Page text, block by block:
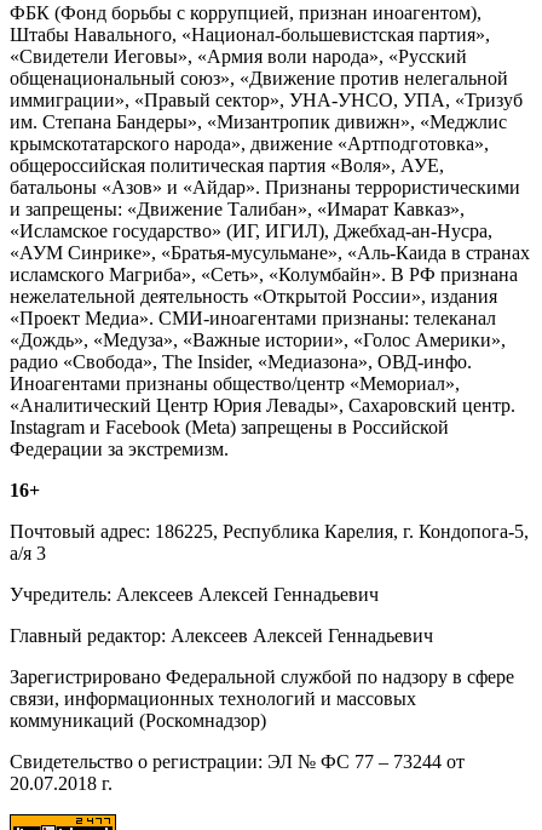
ФБК (Фонд борьбы с коррупцией, признан иноагентом),
Штабы Навального, «Национал-большевистская партия»,
«Свидетели Иеговы», «Армия воли народа», «Русский
общенациональный союз», «Движение против нелегальной
иммиграции», «Правый сектор», УНА-УНСО, УПА, «Тризуб
им. Степана Бандеры», «Мизантропик дивижн», «Меджлис
крымскотатарского народа», движение «Артподготовка»,
общероссийская политическая партия «Воля», АУЕ,
батальоны «Азов» и «Айдар». Признаны террористическими
и запрещены: «Движение Талибан», «Имарат Кавказ»,
«Исламское государство» (ИГ, ИГИЛ), Джебхад-ан-Нусра,
«АУМ Синрике», «Братья-мусульмане», «Аль-Каида в странах
исламского Магриба», «Сеть», «Колумбайн». В РФ признана
нежелательной деятельность «Открытой России», издания
«Проект Медиа». СМИ-иноагентами признаны: телеканал
«Дождь», «Медуза», «Важные истории», «Голос Америки»,
радио «Свобода», The Insider, «Медиазона», ОВД-инфо.
Иноагентами признаны общество/центр «Мемориал»,
«Аналитический Центр Юрия Левады», Сахаровский центр.
Instagram и Facebook (Metа) запрещены в Российской
Федерации за экстремизм.
16+
Почтовый адрес: 186225, Республика Карелия, г. Кондопога-5,
а/я 3
Учредитель: Алексеев Алексей Геннадьевич
Главный редактор: Алексеев Алексей Геннадьевич
Зарегистрировано Федеральной службой по надзору в сфере
связи, информационных технологий и массовых
коммуникаций (Роскомнадзор)
Свидетельство о регистрации: ЭЛ № ФС 77 – 73244 от
20.07.2018 г.